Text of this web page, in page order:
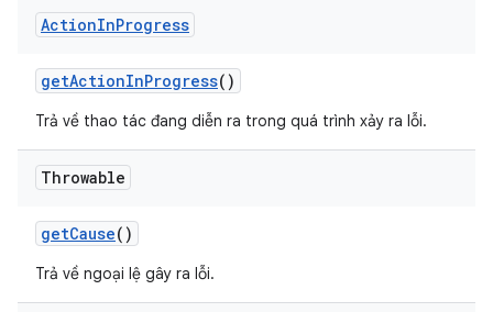
ActionInProgress
getActionInProgress()
Trả về thao tác đang diễn ra trong quá trình xảy ra lỗi.
Throwable
getCause()
Trả về ngoại lệ gây ra lỗi.